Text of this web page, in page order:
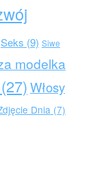
Seks (9) Siwe
modelka
(27)Włosy
Dnia(7)